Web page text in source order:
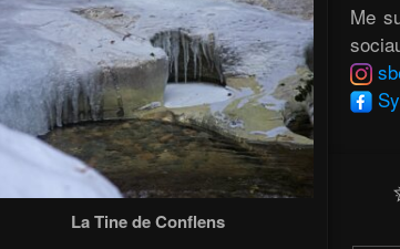
La Tine de Conflens
Me